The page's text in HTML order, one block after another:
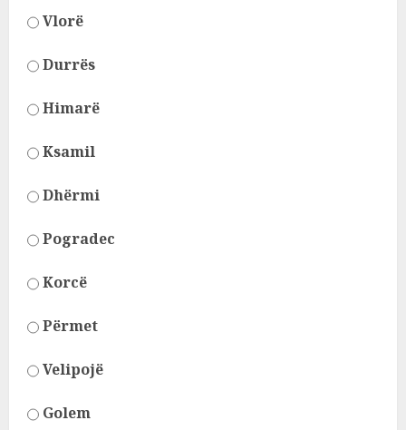
Vlorë
Durrës
Himarë
Ksamil
Dhërmi
Pogradec
Korcë
Përmet
Velipojë
Golem